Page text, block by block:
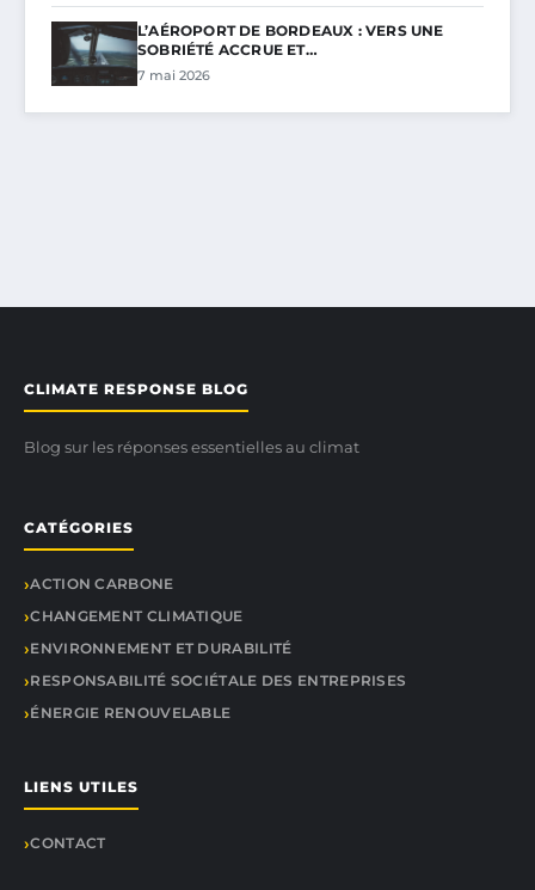
L’AÉROPORT DE BORDEAUX : VERS UNE
SOBRIÉTÉ ACCRUE ET…
7 mai 2026
CLIMATE RESPONSE BLOG
Blog sur les réponses essentielles au climat
CATÉGORIES
ACTION CARBONE
CHANGEMENT CLIMATIQUE
ENVIRONNEMENT ET DURABILITÉ
RESPONSABILITÉ SOCIÉTALE DES ENTREPRISES
ÉNERGIE RENOUVELABLE
LIENS UTILES
CONTACT